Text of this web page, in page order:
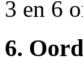
3 en 6
6.